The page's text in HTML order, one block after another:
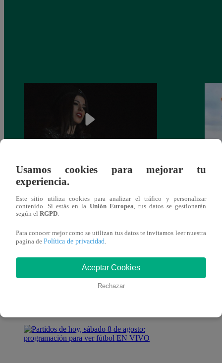
¿Yahaira Plasencia y Maritza Rodríguez
más unidas que nunca?
También te puede
interesar
Usamos cookies para mejorar tu
experiencia.
Este sitio utiliza cookies para analizar el tráfico y personalizar
contenido. Si estás en la Unión Europea , tus datos se gestionarán
según el RGPD
Para conocer mejor como se utilizan tus datos te invitamos leer nuestra
pagina de Política de privacidad
Aceptar Cookies
Rechazar